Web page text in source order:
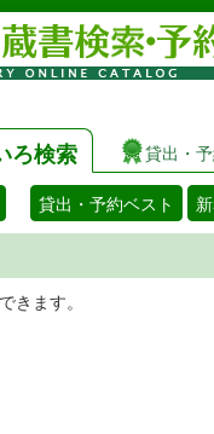
ろ検索 貸出・
貸出・予約ベスト
することがで